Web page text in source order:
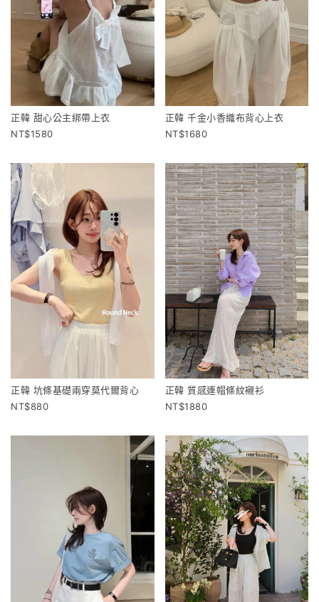
正韓 甜心公主綁帶上衣
1580
正韓 千金小香織布背心上衣
1680
正韓 坑條基礎兩穿莫代爾背心
880
正韓 質感連帽條紋襯衫
1880